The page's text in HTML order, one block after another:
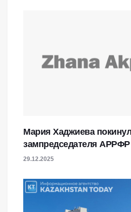
Мария Хаджиева
зампредседателя АРРФР
29.12.2025